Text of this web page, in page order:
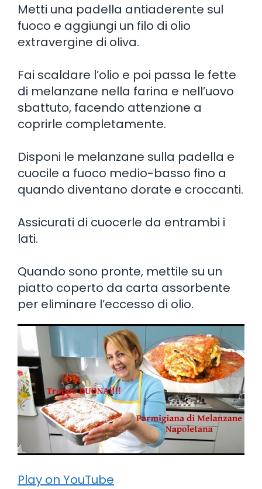
Metti una padella antiaderente sul
fuoco e aggiungi un filo di olio
extravergine di oliva.
Fai scaldare l’olio e poi passa le fette
di melanzane nella farina e nell’uovo
sbattuto, facendo attenzione a
coprirle completamente.
Disponi le melanzane sulla padella e
cuocile a fuoco medio-basso fino a
quando diventano dorate e croccanti.
Assicurati di cuocerle da entrambi i
lati.
Quando sono pronte, mettile su un
piatto coperto da carta assorbente
per eliminare l’eccesso di olio.
Play on YouTube